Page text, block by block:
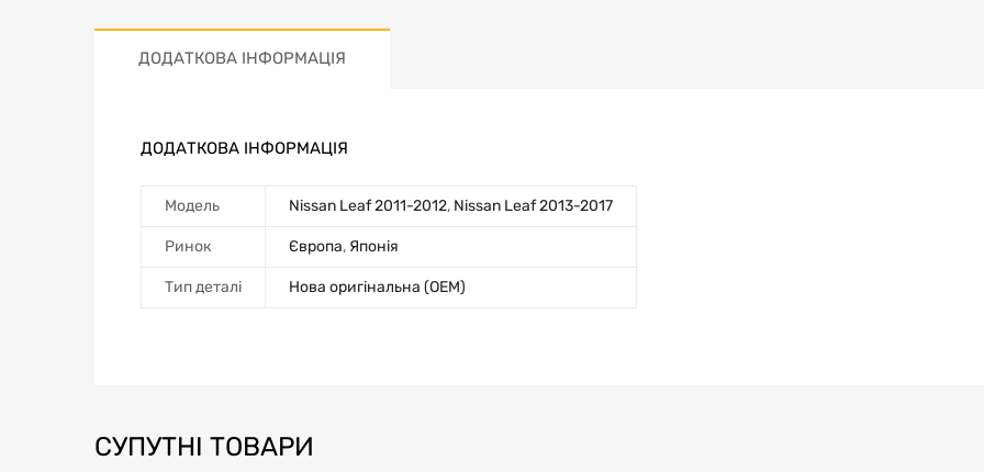
ДОДАТКОВА ІНФОРМАЦІЯ
ДОДАТКОВА ІНФОРМАЦІЯ
Модель Nissan Leaf 2011-2012, Nissan Leaf 2013-2017
Ринок Європа, Японія
Тип деталі Нова оригінальна (OEM)
СУПУТНІ ТОВАРИ